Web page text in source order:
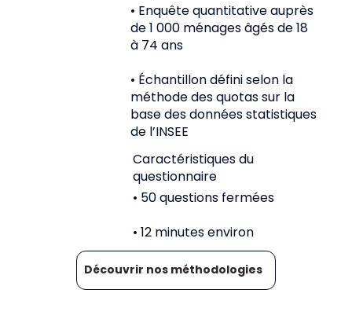
Découvrir nos méthodologies
• Enquête quantitative auprès
de 1 000 ménages âgés de 18
à 74 ans
• Échantillon défini selon la
méthode des quotas sur la
base des données statistiques
de l’INSEE
Caractéristiques du
questionnaire
• 50 questions fermées
• 12 minutes environ